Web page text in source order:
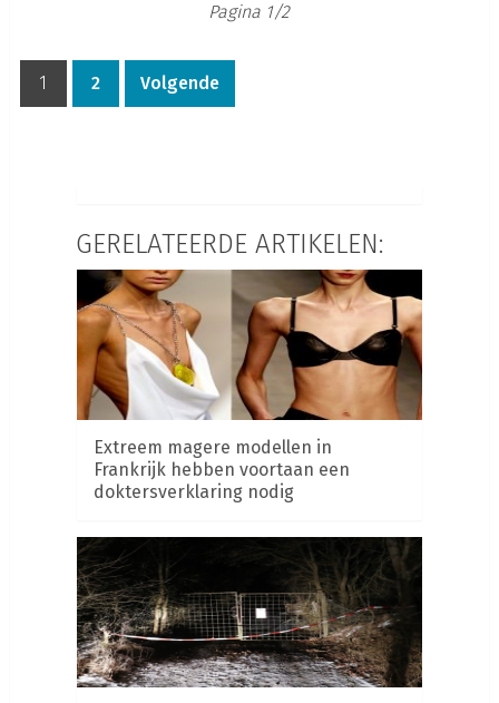
Pagina 1/2
1 2 Volgende
GERELATEERDE ARTIKELEN:
Extreem magere modellen in
Frankrijk hebben voortaan een
doktersverklaring nodig